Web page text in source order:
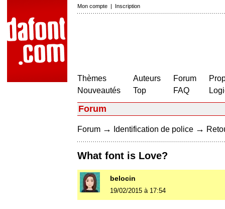
Mon compte | Inscription
Thèmes
Nouveautés
Auteurs
Top
Forum
FAQ
Forum
Forum → Identification de police →
What font is Love?
belocin
19/02/2015 à 17:54